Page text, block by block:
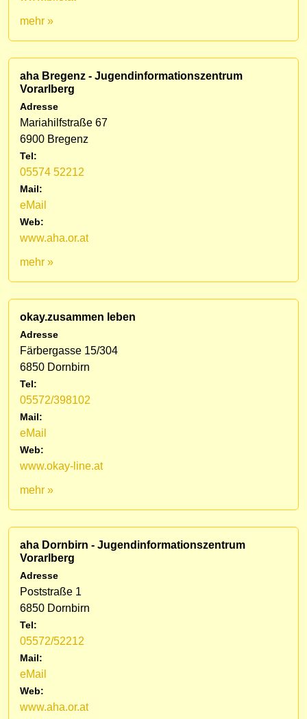
mehr »
aha Bregenz - Jugendinformationszentrum
Vorarlberg
Adresse
Mariahilfstraße 67
6900 Bregenz
Tel:
05574 52212
Mail:
eMail
Web:
www.aha.or.at
mehr »
okay.zusammen leben
Adresse
Färbergasse 15/304
6850 Dornbirn
Tel:
05572/398102
Mail:
eMail
Web:
www.okay-line.at
mehr »
aha Dornbirn - Jugendinformationszentrum
Vorarlberg
Adresse
Poststraße 1
6850 Dornbirn
Tel:
05572/52212
Mail:
eMail
Web:
www.aha.or.at